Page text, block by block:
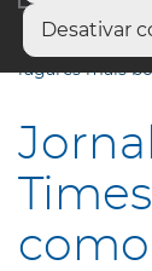
Desativar
Início
Jornal
lugares mais